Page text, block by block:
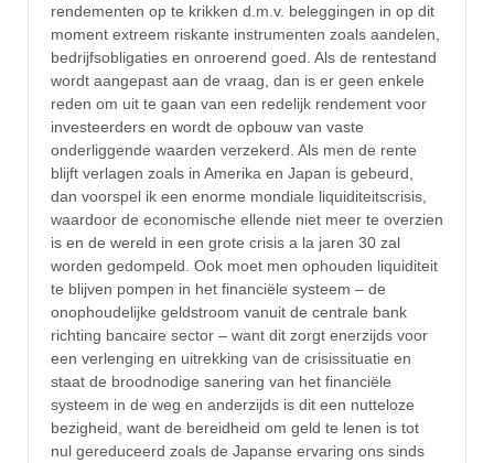
rendementen op te krikken d.m.v. beleggingen in op dit
moment extreem riskante instrumenten zoals aandelen,
bedrijfsobligaties en onroerend goed. Als de rentestand
wordt aangepast aan de vraag, dan is er geen enkele
reden om uit te gaan van een redelijk rendement voor
investeerders en wordt de opbouw van vaste
onderliggende waarden verzekerd. Als men de rente
blijft verlagen zoals in Amerika en Japan is gebeurd,
dan voorspel ik een enorme mondiale liquiditeitscrisis,
waardoor de economische ellende niet meer te overzien
is en de wereld in een grote crisis a la jaren 30 zal
worden gedompeld. Ook moet men ophouden liquiditeit
te blijven pompen in het financiële systeem – de
onophoudelijke geldstroom vanuit de centrale bank
richting bancaire sector – want dit zorgt enerzijds voor
een verlenging en uitrekking van de crisissituatie en
staat de broodnodige sanering van het financiële
systeem in de weg en anderzijds is dit een nutteloze
bezigheid, want de bereidheid om geld te lenen is tot
nul gereduceerd zoals de Japanse ervaring ons sinds